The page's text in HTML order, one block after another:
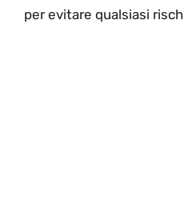
per evitare qualsiasi